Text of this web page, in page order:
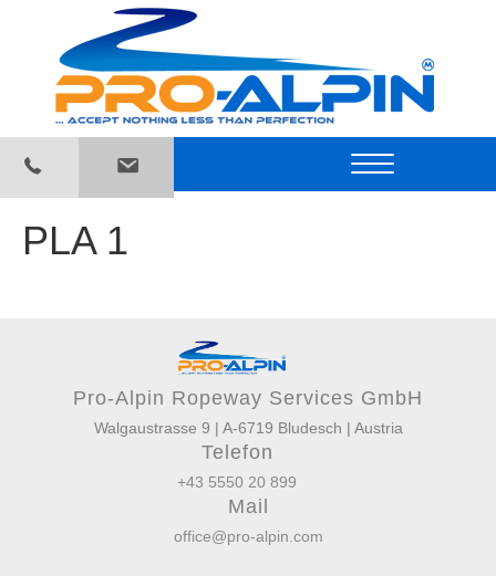
PLA 1
Pro-Alpin Ropeway Services GmbH
Walgaustrasse 9 | A-6719 Bludesch | Austria
Telefon
+43 5550 20 899
Mail
office@pro-alpin.com